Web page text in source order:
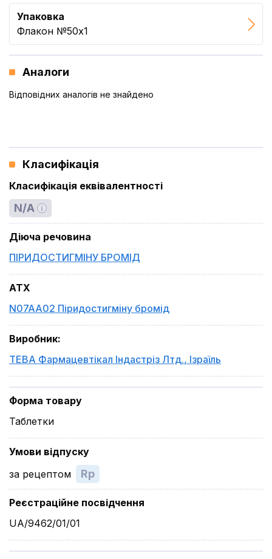
Упаковка
Флакон №50x1
Аналоги
Відповідних аналогів не знайдено
Класифікація
Класифікація еквівалентності
N/A
Діюча речовина
ПІРИДОСТИГМІНУ БРОМІД
ATX
N07AA02 Піридостигміну бромід
Виробник:
ТЕВА Фармацевтікал Індастріз Лтд., Ізраїль
Форма товару
Таблетки
Умови відпуску
за рецептом
Rp
Реєстраційне посвідчення
UA/9462/01/01